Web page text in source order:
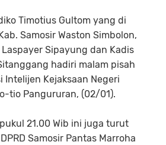
Timotius Gultom yang di
Samosir Waston Simbolon,
Sipayung dan Kadis
hadiri malam pisah
Intelijen Kejaksaan Negeri
tio Pangururan, (02/01).
21.00 Wib ini juga turut
Samosir Pantas Marroha